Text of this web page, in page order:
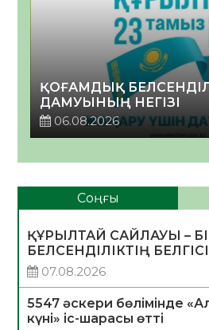
ҚОҒАМДЫҚ
ДАМУЫНЫҢ НЕГІЗІ
06.08.2026
Соңғы
ҚҰРЫЛТАЙ САЙЛАУЫ –
БЕЛСЕНДІЛІКТІҢ БЕЛГІСІ
07.08.2026
5547 әскери бөлімінде
күні» іс-шарасы өтті